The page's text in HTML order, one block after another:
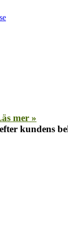
mer »
kundens